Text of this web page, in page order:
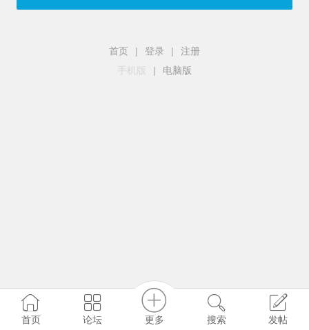
首页 | 登录 |
注册
手机版
| 电脑版
首页 论坛 更多 搜索 发帖